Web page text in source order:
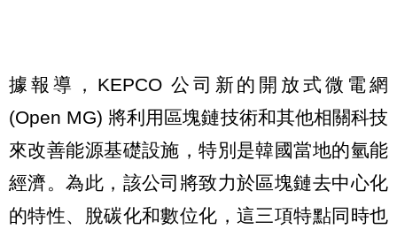
據報導，KEPCO 公司新的開放式微電網
(Open MG) 將利用區塊鏈技術和其他相關科技
來改善能源基礎設施，特別是韓國當地的氫能
經濟。為此，該公司將致力於區塊鏈去中心化
的特性、脫碳化和數位化，這三項特點同時也